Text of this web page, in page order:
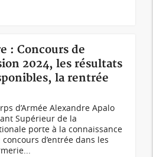
: Concours de
2024, les résultats
la rentrée
d’Armée Alexandre Apalo
Supérieur de la
porte à la connaissance
d’entrée dans les